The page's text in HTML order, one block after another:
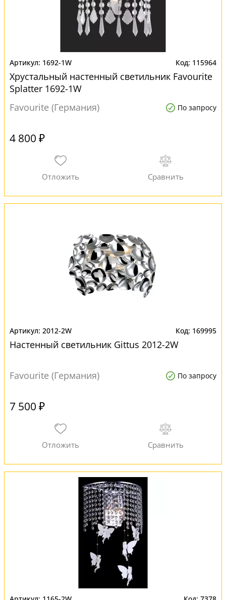
1692-1W 115964
Хрустальный настенный светильник Favourite
Splatter 1692-1W
Favourite (Германия)
По запросу
4 800 ₽
2012-2W 169995
Настенный светильник Gittus 2012-2W
Favourite (Германия) По запросу
7 500 ₽